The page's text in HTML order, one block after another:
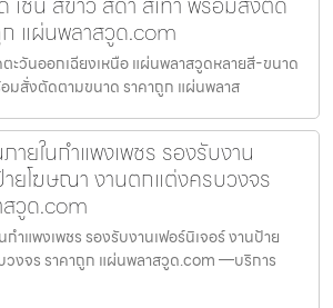
แผ่นพลาสวูด.com
ะวันออกเฉียงเหนือ แผ่นพลาสวูดหลายสี-ขนาด
อมสั่งตัดตามขนาด ราคาถูก แผ่นพลาส
ายในกำแพงเพชร รองรับงาน
ายโฆษณา งานตกแต่งครบวงจร
วูด.com
ำแพงเพชร รองรับงานเฟอร์นิเจอร์ งานป้าย
งจร ราคาถูก แผ่นพลาสวูด.com —บริการ